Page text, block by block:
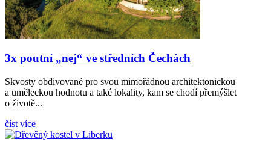
3x poutní „nej“ ve středních Čechách
Skvosty obdivované pro svou mimořádnou architektonickou
a uměleckou hodnotu a také lokality, kam se chodí přemýšlet
o životě...
číst více